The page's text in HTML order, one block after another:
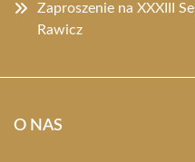
Zaproszenie na XXXIII
Rawicz
O NAS